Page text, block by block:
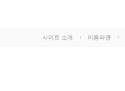
사이트 소개 이용약관